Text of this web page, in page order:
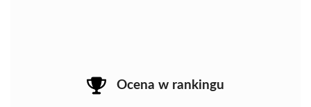
Ocena w rankingu